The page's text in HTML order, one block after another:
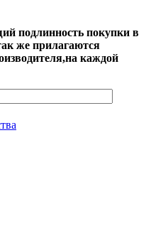
подлинность покупки в
же прилагаются
каждой